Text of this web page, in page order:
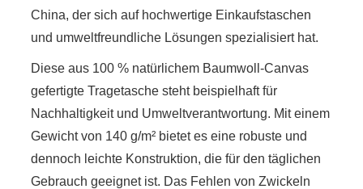
China, der sich auf hochwertige Einkaufstaschen
und umweltfreundliche Lösungen spezialisiert hat.
Diese aus 100 % natürlichem Baumwoll-Canvas
gefertigte Tragetasche steht beispielhaft für
Nachhaltigkeit und Umweltverantwortung. Mit einem
Gewicht von 140 g/m² bietet es eine robuste und
dennoch leichte Konstruktion, die für den täglichen
Gebrauch geeignet ist. Das Fehlen von Zwickeln